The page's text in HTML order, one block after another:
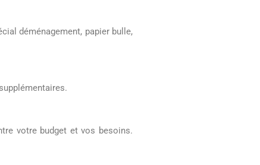
déménagement, papier bulle,
votre budget et vos besoins.